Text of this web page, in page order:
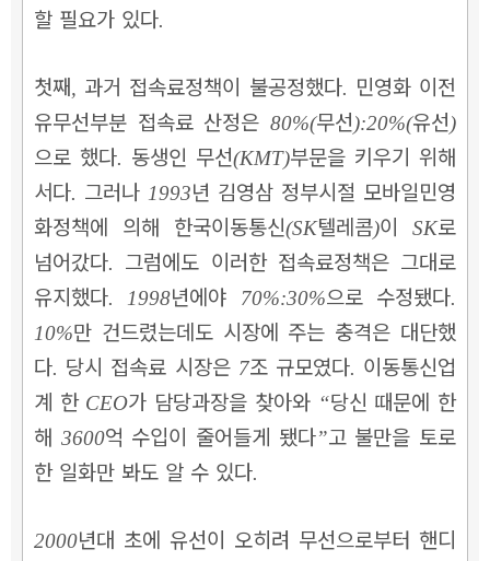
할 필요가 있다.
첫째, 과거 접속료정책이 불공정했다. 민영화 이전
유무선부분 접속료 산정은 80%(무선):20%(유선)
으로 했다. 동생인 무선(KMT)부문을 키우기 위해
서다. 그러나 1993년 김영삼 정부시절 모바일민영
화정책에 의해 한국이동통신(SK텔레콤)이 SK로
넘어갔다. 그럼에도 이러한 접속료정책은 그대로
유지했다. 1998년에야 70%:30%으로 수정됐다.
10%만 건드렸는데도 시장에 주는 충격은 대단했
다. 당시 접속료 시장은 7조 규모였다. 이동통신업
계 한 CEO가 담당과장을 찾아와 “당신 때문에 한
해 3600억 수입이 줄어들게 됐다”고 불만을 토로
한 일화만 봐도 알 수 있다.
2000년대 초에 유선이 오히려 무선으로부터 핸디